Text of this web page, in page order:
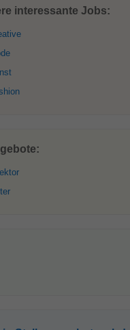
interessante Jobs: